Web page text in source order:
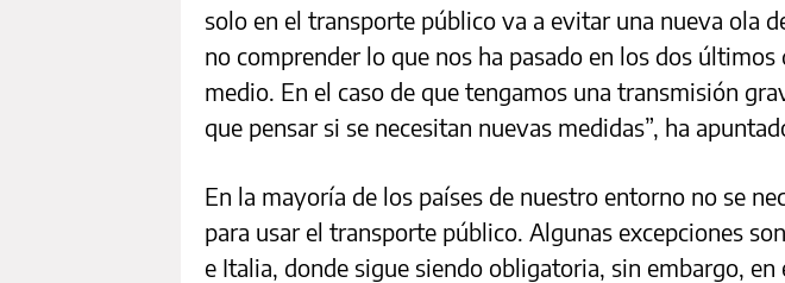
solo en el transporte público va a evitar una nueva ola
no comprender lo que nos ha pasado en los dos últimos
medio. En el caso de que tengamos una transmisión
que pensar si se necesitan nuevas medidas”, ha
En la mayoría de los países de nuestro entorno no se
para usar el transporte público. Algunas excepciones
e Italia, donde sigue siendo obligatoria, sin embargo,